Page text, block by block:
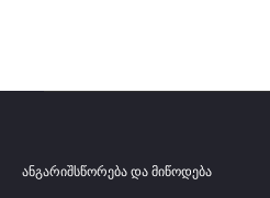
ანგარიშსწორება და მიწოდება